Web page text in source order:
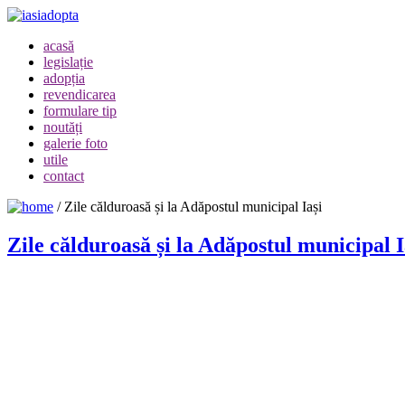
acasă
legislație
adopția
revendicarea
formulare tip
noutăți
galerie foto
utile
contact
/ Zile călduroasă și la Adăpostul municipal Iași
Zile călduroasă și la Adăpostul municipal